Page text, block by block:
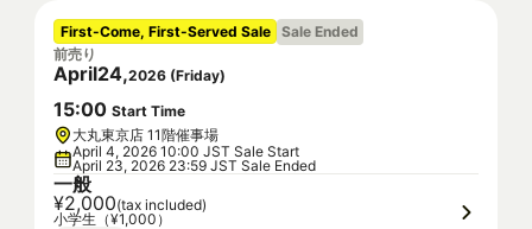
First-Come, First-Served Sale Sale Ended
前売り
April24,2026 (Friday)
15:00 Start Time
大丸東京店 11階催事場
April 4, 2026 10:00 JST Sale Start
April 23, 2026 23:59 JST Sale Ended
一般
¥2,000(tax included)
小学生（¥1,000）